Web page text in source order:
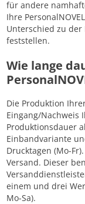
für andere
Ihre
Unterschied zu
feststellen.
Wie lange
Die Produktion
Eingang/Nachweis
Produktionsdauer
Einbandvariante
Drucktagen (Mo-
Versand. Dieser
einem und drei
Mo-Sa).